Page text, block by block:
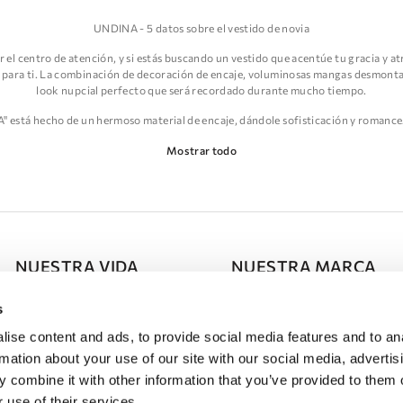
content and ads, to provide social media features and to
about your use of our site with our social media,
combine it with other information that you’ve provided to them
UNDINA - 5 datos sobre el vestido de novia
el centro de atención, y si estás buscando un vestido que acentúe tu gracia y
ti. La combinación de decoración de encaje, voluminosas mangas
look nupcial perfecto que será recordado durante mucho tiempo.
está hecho de un hermoso material de encaje, dándole sofisticación y
silueta sirena que abraza el cuerpo y resalta las curvas femeninas. Esta
"UNDINA" está fabricado con materiales de alta calidad, asegurando un ajuste
atención al detalle, dándole una apariencia lujosa y convirtiéndolo en una
para una novia que busca sofisticación, elegancia y singularidad en su
de la celebración de tu boda, dejando una impresión inolvidable en todos los
Mostrar todo
NUESTRA VIDA
Calendario de Eventos
NUESTRA MARCA
Asociación
Tabla de Tallas